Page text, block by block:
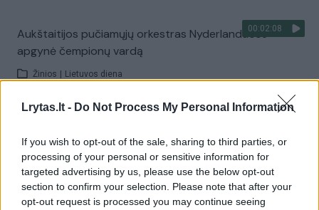
Lrytas.lt - Do Not Process My Personal Information
If you wish to opt-out of the sale, sharing to third parties, or
processing of your personal or sensitive information for
targeted advertising by us, please use the below opt-out
section to confirm your selection. Please note that after your
opt-out request is processed you may continue seeing
00:02:08
Aukštaitijos pučiamųjų orkestras Nyderlanduose
apgynė čempionų vardą
Žinios Lietuvos diena
Žiūrimiausi įrašai